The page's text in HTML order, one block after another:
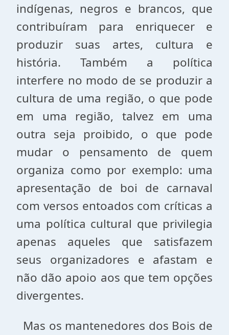
indígenas, negros e brancos, que
contribuíram para enriquecer e
produzir suas artes, cultura e
história. Também a política
interfere no modo de se produzir a
cultura de uma região, o que pode
em uma região, talvez em uma
outra seja proibido, o que pode
mudar o pensamento de quem
organiza como por exemplo: uma
apresentação de boi de carnaval
com versos entoados com críticas a
uma política cultural que privilegia
apenas aqueles que satisfazem
seus organizadores e afastam e
não dão apoio aos que tem opções
divergentes.
Mas os mantenedores dos Bois de